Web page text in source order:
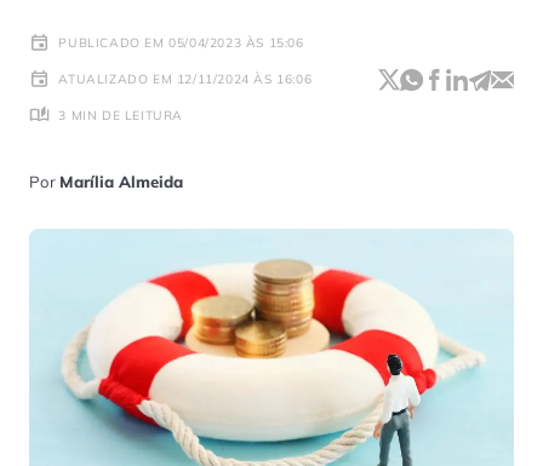
PUBLICADO EM 05/04/2023 ÀS 15:06
ATUALIZADO EM 12/11/2024 ÀS 16:06
3 MIN DE LEITURA
Por Marília Almeida